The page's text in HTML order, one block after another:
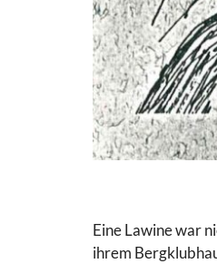
Eine Lawine war
ihrem